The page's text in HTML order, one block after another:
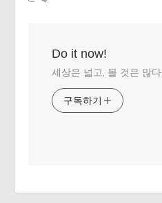
Do it now!
세상은 넓고, 볼 것은 많다.
구독하기